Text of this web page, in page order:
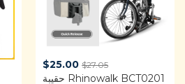
$27.05
Original
price
$25.00
Current
Rhinowalk BCT0201 حقيبة